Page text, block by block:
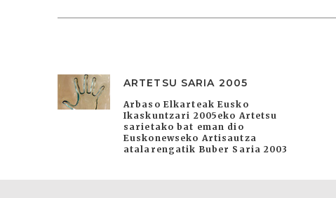
ARTETSU SARIA 2005
Arbaso Elkarteak Eusko
Ikaskuntzari 2005eko Artetsu
sarietako bat eman dio
Euskonewseko Artisautza
atalarengatik Buber Saria 2003